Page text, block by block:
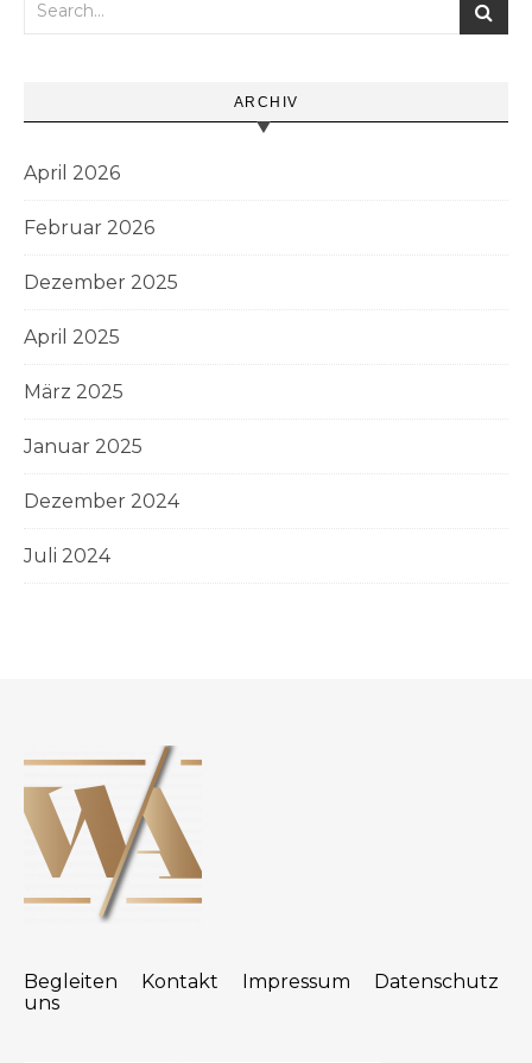
ARCHIV
April 2026
Februar 2026
Dezember 2025
April 2025
März 2025
Januar 2025
Dezember 2024
Juli 2024
Begleiten
uns
Kontakt Impressum Datenschutz